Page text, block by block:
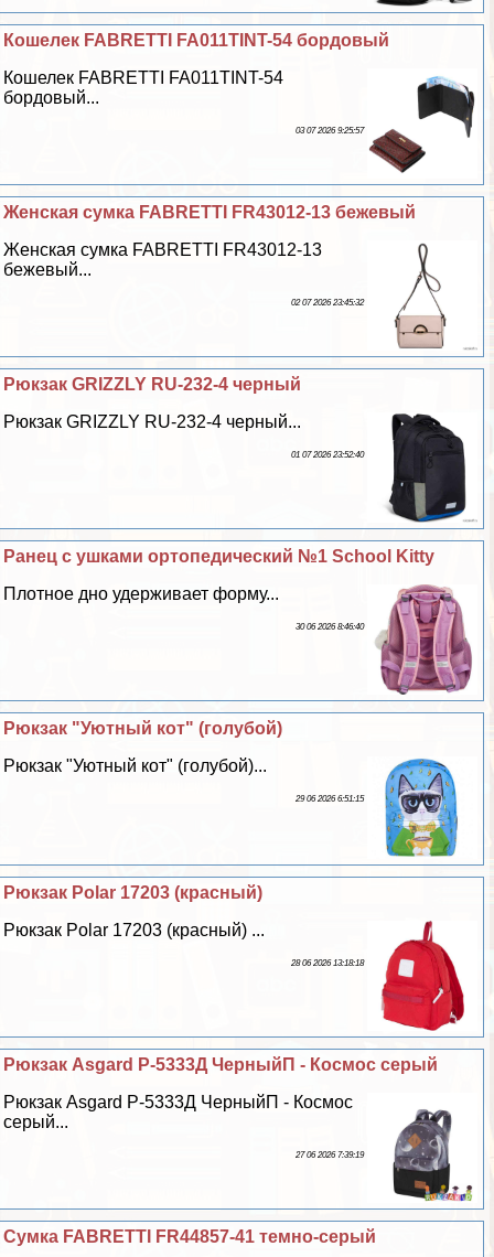
Кошелек FABRETTI FA011TINT-54 бордовый
Кошелек FABRETTI FA011TINT-54
бордовый...
03 07 2026 9:25:57
Женская сумка FABRETTI FR43012-13 бежевый
Женская сумка FABRETTI FR43012-13
бежевый...
02 07 2026 23:45:32
Рюкзак GRIZZLY RU-232-4 черный
Рюкзак GRIZZLY RU-232-4 черный...
01 07 2026 23:52:40
Ранец с ушками ортопедический №1 School Kitty
Плотное дно удерживает форму...
30 06 2026 8:46:40
Рюкзак "Уютный кот" (гoлyбой)
Рюкзак "Уютный кот" (гoлyбой)...
29 06 2026 6:51:15
Рюкзак Polar 17203 (красный)
Рюкзак Polar 17203 (красный) ...
28 06 2026 13:18:18
Рюкзак Asgard Р-5333Д ЧерныйП - Космос серый
Рюкзак Asgard Р-5333Д ЧерныйП - Космос
серый...
27 06 2026 7:39:19
Сумка FABRETTI FR44857-41 темно-серый